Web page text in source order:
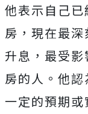
他表示自己
房，現在最
升息，最受
房的人。他
一定的預期